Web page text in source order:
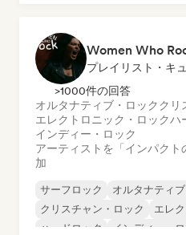
Women Who
プレイリスト・キ
>1000件の回答
オルタナティブ・ロッククリ
エレクトロニック・ロックハ
インディー・ロック
アーティストを「インパクト
加
サーフロック
オルタナティ
クリスチャン・ロック
エレ
ハードロック
インディー・